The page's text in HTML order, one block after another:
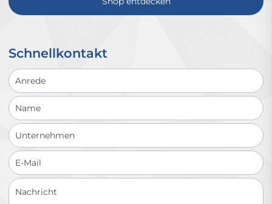
Schnellkontakt
Schnellkontakt